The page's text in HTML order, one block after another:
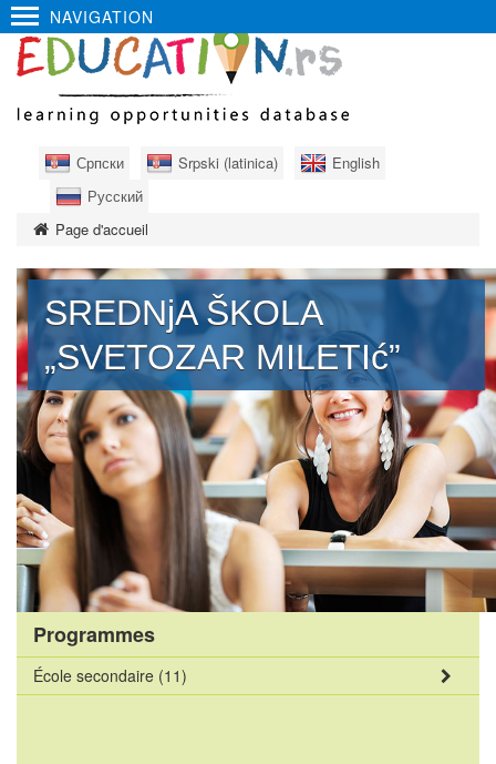
NAVIGATION
Српски Srpski (latinica)
English
Русский
Page d'accueil
SREDNjA ŠKOLA
„SVETOZAR MILETIć”
Programmes
École secondaire (11)